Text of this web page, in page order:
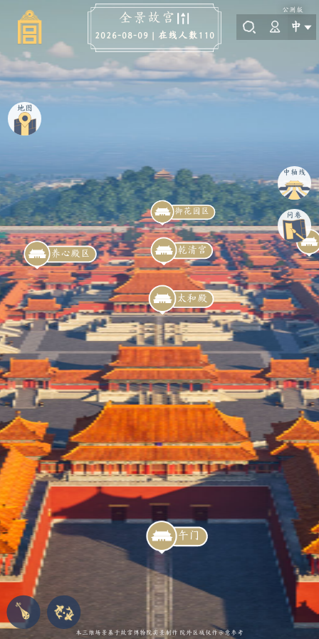
加载中...
全景故宫
2026-08-09 | 在线人数110
养心殿区 乾清宫
太和殿
御花园区
午门
公测版
本三维场景基于故宫博物院实景制作 院外区域仅作示意参考
地图
中轴线
问卷
中